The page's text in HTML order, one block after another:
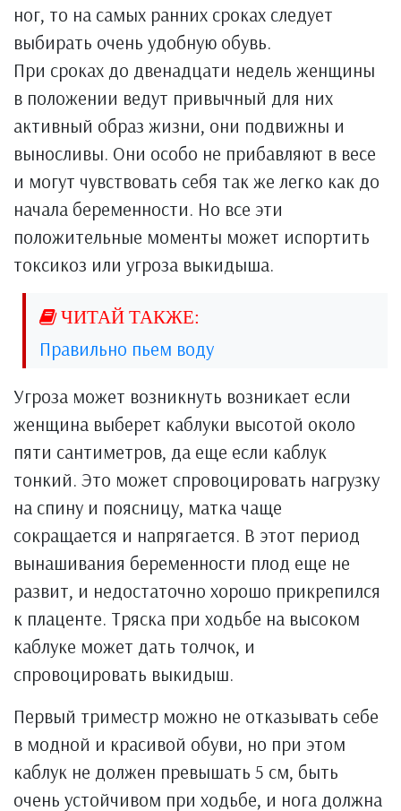
ног, то на самых ранних сроках следует
выбирать очень удобную обувь.
При сроках до двенадцати недель женщины
в положении ведут привычный для них
активный образ жизни, они подвижны и
выносливы. Они особо не прибавляют в весе
и могут чувствовать себя так же легко как до
начала беременности. Но все эти
положительные моменты может испортить
токсикоз или угроза выкидыша.
Правильно пьем воду
Угроза может возникнуть возникает если
женщина выберет каблуки высотой около
пяти сантиметров, да еще если каблук
тонкий. Это может спровоцировать нагрузку
на спину и поясницу, матка чаще
сокращается и напрягается. В этот период
вынашивания беременности плод еще не
развит, и недостаточно хорошо прикрепился
к плаценте. Тряска при ходьбе на высоком
каблуке может дать толчок, и
спровоцировать выкидыш.
Первый триместр можно не отказывать себе
в модной и красивой обуви, но при этом
каблук не должен превышать 5 см, быть
очень устойчивом при ходьбе, и нога должна